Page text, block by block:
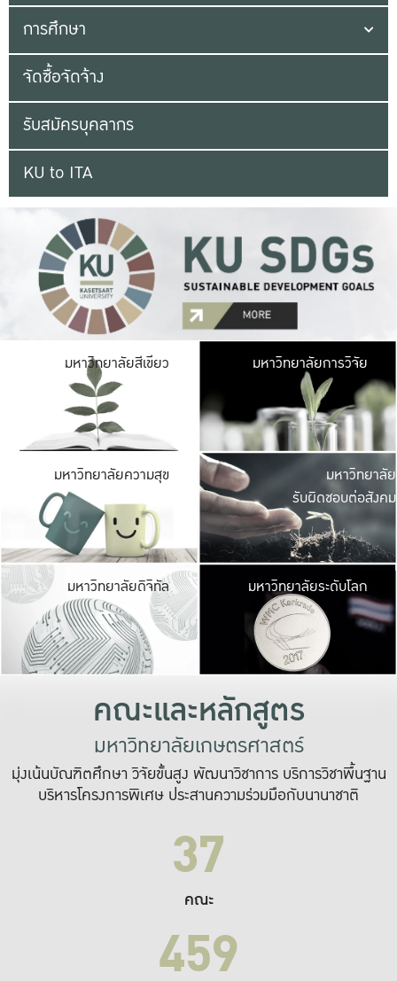
การศึกษา
จัดซื้อจัดจ้าง
รับสมัครบุคลากร
KU to ITA
มหาวิทยาลัยสีเขียว มหาวิ
มีพื้นที่เขียวสดใส
เป็นป่าในเมือง เกษต
มหาวิทยาลัยการวิจัย
มหาวิทยาลัยความสุข มหาวิ
ค
เปิดประ
และพบเรื่องราวใ
มหาวิทยาลัย
รับผิดชอบต่อสังคม
มหาวิทยาลัยดิจิทัล มหาวิ
เปลี่ยนแปลง แล
เพื่อทำง
ระบบสารสนเทศ
มหาวิทยาลัยระดับโลก
คณะและหลักสูตร
มหาวิทยาลัยเกษตรศาสตร์
มุ่งเน้นบัณฑิตศึกษา วิจัยขั้นสูง พัฒนาวิชาการ บริการวิชาพื้นฐาน
บริหารโครงการพิเศษ ประสานความร่วมมือกับนานาชาติ
37
คณะ
459